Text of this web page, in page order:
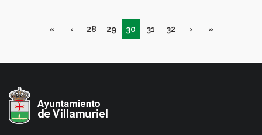
« ‹ 28 29 30 31 32 › »